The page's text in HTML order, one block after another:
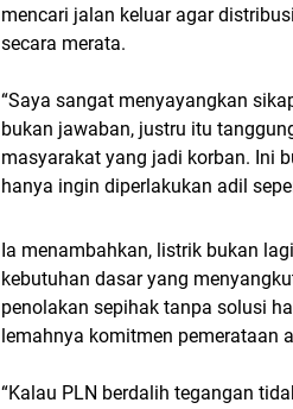
mencari jalan keluar agar
secara merata.
“Saya sangat menyayangkan
bukan jawaban, justru itu
masyarakat yang jadi korban. Ini
hanya ingin diperlakukan adil
Ia menambahkan, listrik bukan
kebutuhan dasar yang
penolakan sepihak tanpa solusi
lemahnya komitmen pemerataan
“Kalau PLN berdalih tegangan